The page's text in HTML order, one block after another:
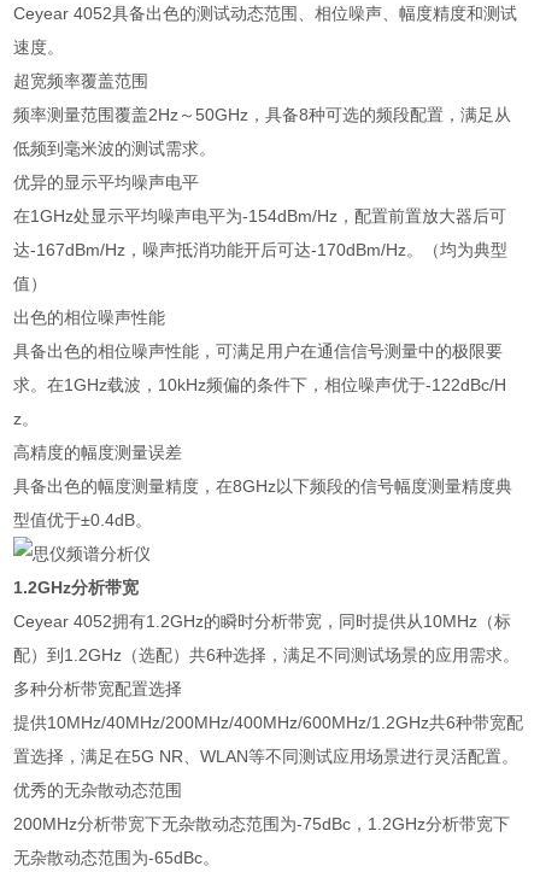
Ceyear 4052具备出色的测试动态范围、相位噪声、幅度精度和测试
速度。
超宽频率覆盖范围
频率测量范围覆盖2Hz～50GHz，具备8种可选的频段配置，满足从
低频到毫米波的测试需求。
优异的显示平均噪声电平
在1GHz处显示平均噪声电平为-154dBm/Hz，配置前置放大器后可
达-167dBm/Hz，噪声抵消功能开后可达-170dBm/Hz。（均为典型
值）
出色的相位噪声性能
具备出色的相位噪声性能，可满足用户在通信信号测量中的极限要
求。在1GHz载波，10kHz频偏的条件下，相位噪声优于-122dBc/H
z。
高精度的幅度测量误差
具备出色的幅度测量精度，在8GHz以下频段的信号幅度测量精度典
型值优于±0.4dB。
1.2GHz分析带宽
Ceyear 4052拥有1.2GHz的瞬时分析带宽，同时提供从10MHz（标
配）到1.2GHz（选配）共6种选择，满足不同测试场景的应用需求。
多种分析带宽配置选择
提供10MHz/40MHz/200MHz/400MHz/600MHz/1.2GHz共6种带宽配
置选择，满足在5G NR、WLAN等不同测试应用场景进行灵活配置。
优秀的无杂散动态范围
200MHz分析带宽下无杂散动态范围为-75dBc，1.2GHz分析带宽下
无杂散动态范围为-65dBc。